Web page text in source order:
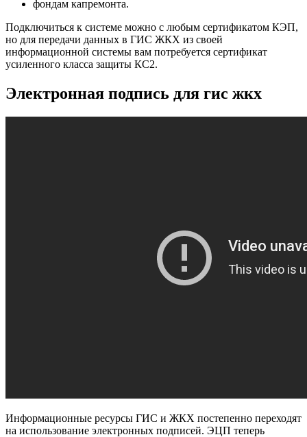
фондам капремонта.
Подключиться к системе можно с любым сертификатом КЭП,
но для передачи данных в ГИС ЖКХ из своей
информационной системы вам потребуется сертификат
усиленного класса защиты КС2.
Электронная подпись для гис жкх
Информационные ресурсы ГИС и ЖКХ постепенно переходят
на использование электронных подписей. ЭЦП теперь